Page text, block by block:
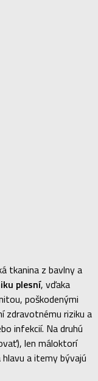
tkanina z bavlny a
plesní, vďaka
poškodenými
zdravotnému riziku a
infekcií. Na druhú
len máloktorí
a itemy bývajú